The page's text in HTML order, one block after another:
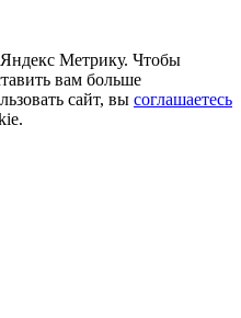
Метрику. Чтобы
вам больше
сайт, вы соглашаетесь